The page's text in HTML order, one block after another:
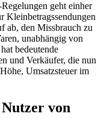
geht einher
Kleinbetragssendungen
ab, den Missbrauch zu
unabhängig von
bedeutende
und Verkäufer, die nun
Umsatzsteuer im
von